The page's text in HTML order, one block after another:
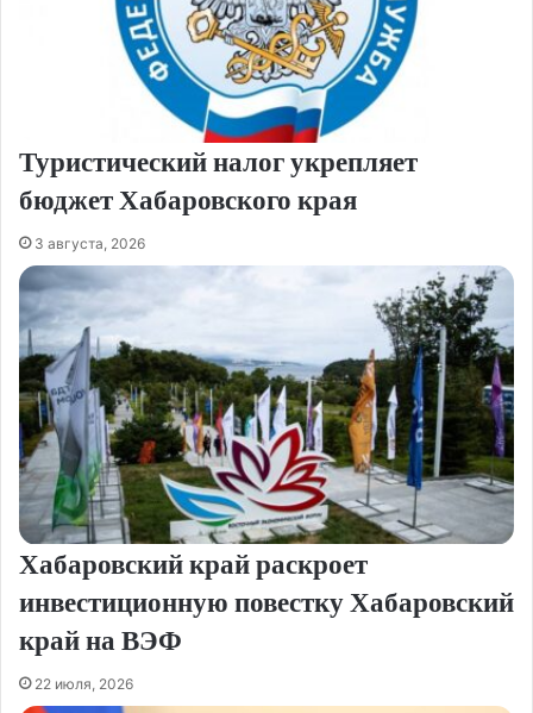
Туристический налог укрепляет
бюджет Хабаровского края
3 августа, 2026
Хабаровский край раскроет
инвестиционную повестку Хабаровский
край на ВЭФ
22 июля, 2026